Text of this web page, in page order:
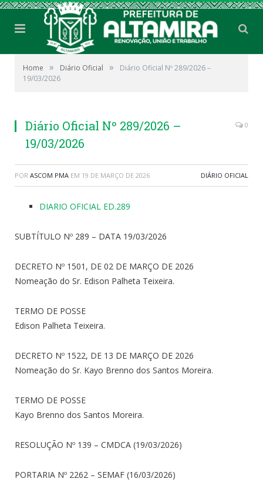
Home » Diário Oficial »
Diário Oficial Nº 289/2026 –
19/03/2026
Diário Oficial Nº 289/2026 –
19/03/2026
0
POR ASCOM PMA EM 19 DE MARÇO DE 2026 DIÁRIO OFICIAL
DIARIO OFICIAL ED.289
SUBTÍTULO Nº 289 – DATA 19/03/2026
DECRETO Nº 1501, DE 02 DE MARÇO DE 2026
Nomeação do Sr. Edison Palheta Teixeira.
TERMO DE POSSE
Edison Palheta Teixeira.
DECRETO Nº 1522, DE 13 DE MARÇO DE 2026
Nomeação do Sr. Kayo Brenno dos Santos Moreira.
TERMO DE POSSE
Kayo Brenno dos Santos Moreira.
RESOLUÇÃO Nº 139 – CMDCA (19/03/2026)
PORTARIA Nº 2262 – SEMAF (16/03/2026)